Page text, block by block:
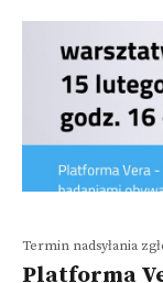
Termin nadsyłania
Platforma